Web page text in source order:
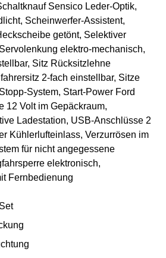
Sensico Leder-Optik,
Scheinwerfer-Assistent,
getönt, Selektiver
elektro-mechanisch,
Sitz Rücksitzlehne
2-fach einstellbar, Sitze
System, Start-Power Ford
12 Volt im Gepäckraum,
Ladestation, USB-Anschlüsse 2
Kühlerlufteinlass, Verzurrösen im
für nicht angegessene
elektronisch,
Fernbedienung